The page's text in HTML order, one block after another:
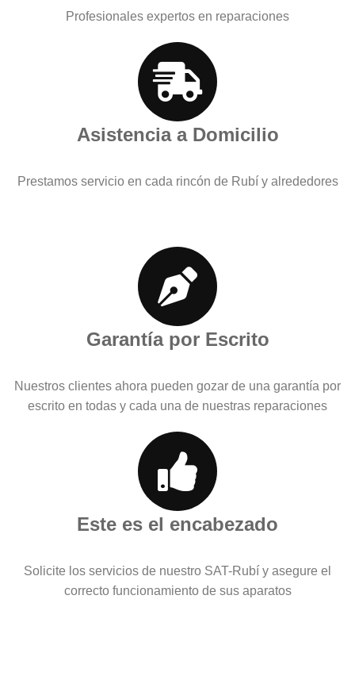
Profesionales expertos en reparaciones
Asistencia a Domicilio
Prestamos servicio en cada rincón de Rubí y alrededores
Garantía por Escrito
Nuestros clientes ahora pueden gozar de una garantía por
escrito en todas y cada una de nuestras reparaciones
Este es el encabezado
Solicite los servicios de nuestro SAT-Rubí y asegure el
correcto funcionamiento de sus aparatos